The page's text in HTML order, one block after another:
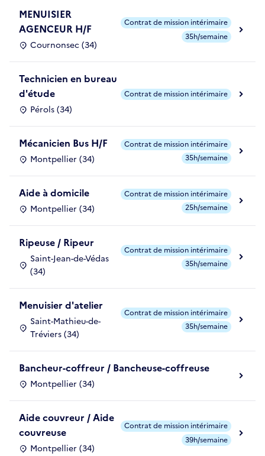
MENUISIER
AGENCEUR H/F
Cournonsec (34)
Contrat de mission intérimaire
35h/semaine
Technicien en bureau
d'étude
Pérols (34)
Contrat de mission intérimaire
Mécanicien Bus H/F
Montpellier (34)
Contrat de mission intérimaire
35h/semaine
Aide à domicile
Montpellier (34)
Contrat de mission intérimaire
25h/semaine
Ripeuse / Ripeur
Saint-Jean-de-Védas
(34)
Contrat de mission intérimaire
35h/semaine
Menuisier d'atelier
Saint-Mathieu-de-
Tréviers (34)
Contrat de mission intérimaire
35h/semaine
Bancheur-coffreur / Bancheuse-coffreuse
Montpellier (34)
Aide couvreur / Aide
couvreuse
Montpellier (34)
Contrat de mission intérimaire
39h/semaine